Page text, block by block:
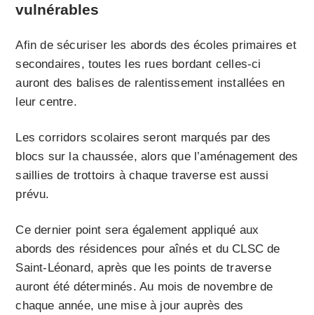
vulnérables
Afin de sécuriser les abords des écoles primaires et
secondaires, toutes les rues bordant celles-ci
auront des balises de ralentissement installées en
leur centre.
Les corridors scolaires seront marqués par des
blocs sur la chaussée, alors que l’aménagement des
saillies de trottoirs à chaque traverse est aussi
prévu.
Ce dernier point sera également appliqué aux
abords des résidences pour aînés et du CLSC de
Saint-Léonard, après que les points de traverse
auront été déterminés. Au mois de novembre de
chaque année, une mise à jour auprès des